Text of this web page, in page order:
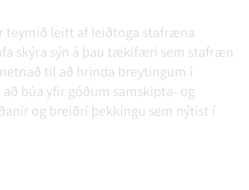
teymið leitt af leiðtoga stafræna
skýra sýn á þau tækifæri sem stafræn
til að hrinda breytingum í
búa yfir góðum samskipta- og
og breiðri þekkingu sem nýtist í